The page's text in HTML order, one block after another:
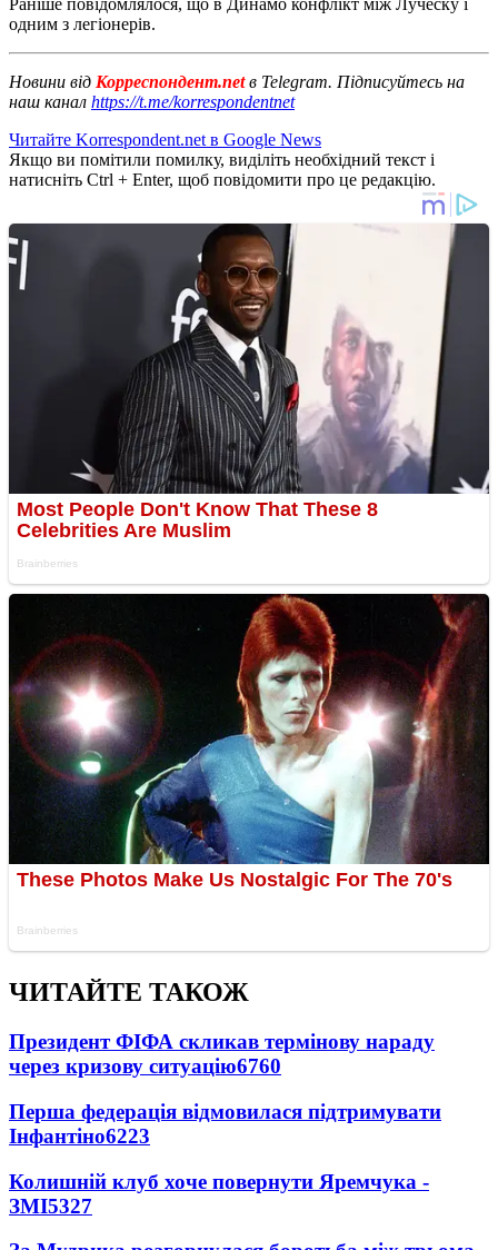
одним з легіонерів.
Новини від Корреспондент.netв Telegram. Підписуйтесь на
наш канал https://t.me/korrespondentnet
Читайте Korrespondent.net в Google News
Якщо ви помітили помилку, виділіть необхідний текст і
натисніть Ctrl + Enter, щоб повідомити про це редакцію.
ЧИТАЙТЕ ТАКОЖ
Президент ФІФА скликав термінову нараду
через кризову ситуацію6760
Перша федерація відмовилася підтримувати
Інфантіно6223
Колишній клуб хоче повернути Яремчука -
ЗМІ5327